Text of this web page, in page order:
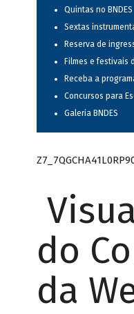
Quintas no BNDES
Sextas
Reserva de
Filmes e festivais
Receba a
Concursos para
Galeria BNDES
do
da